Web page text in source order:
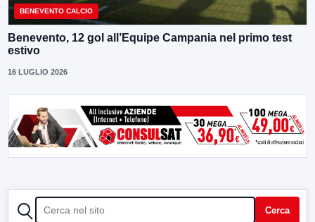
BENEVENTO CALCIO
Benevento, 12 gol all’Equipe Campania nel primo test
estivo
16 LUGLIO 2026
CERCA Cerca